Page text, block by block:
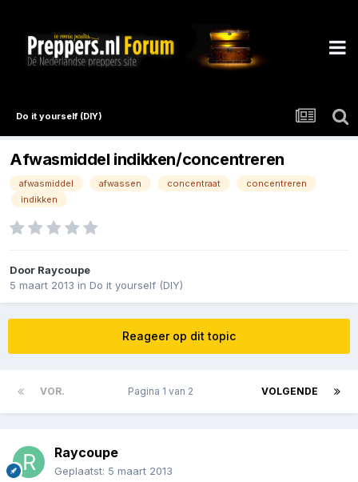
Do it yourself (DIY)
Afwasmiddel indikken/concentreren
afwasmiddel afwassen concentraat
concentreren
indikken
Door Raycoupe
5 maart 2013 in Do it yourself (DIY)
Reageer op dit topic
VOR. VOLGENDE
Pagina 1 van 2
Raycoupe
Geplaatst: 5 maart 2013